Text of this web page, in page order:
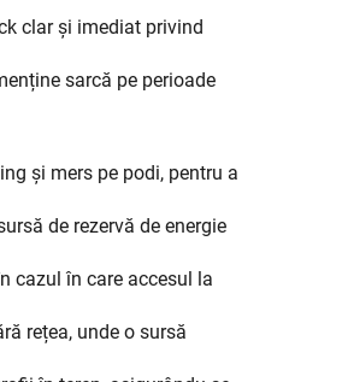
clar și imediat privind
sarcă pe perioade
și mers pe podi, pentru a
de rezervă de energie
cazul în care accesul la
rețea, unde o sursă